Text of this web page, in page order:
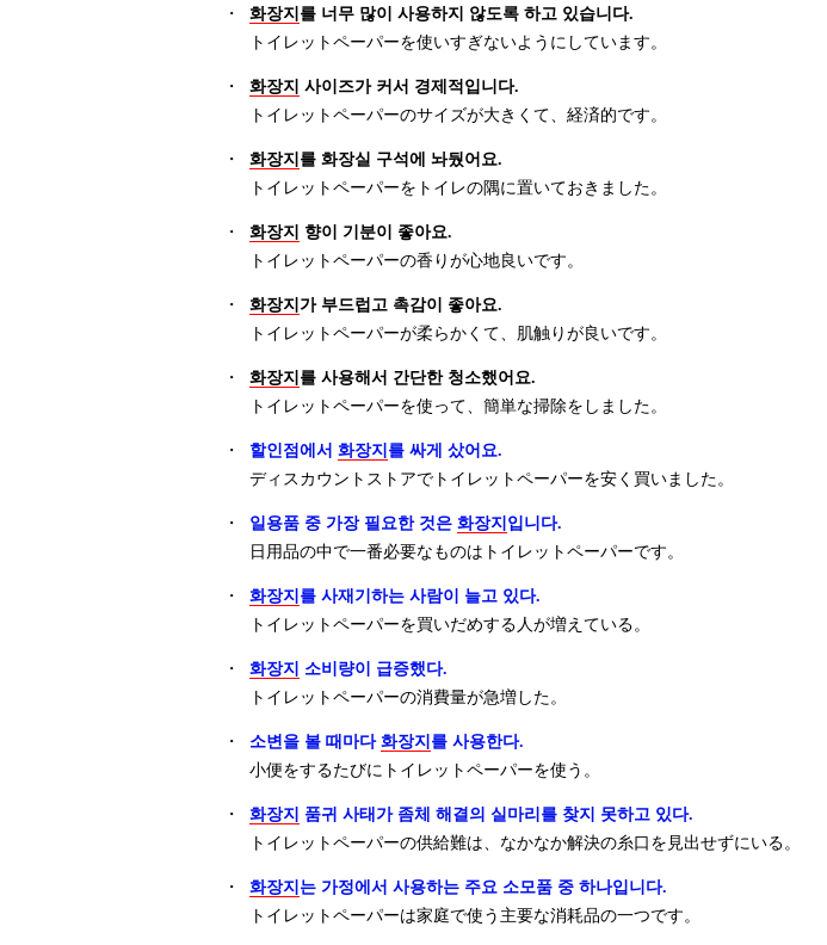
・ 화장지 를 너무 많이 사용하지 않도록 하고 있습니다.
トイレットペーパーを使いすぎないようにしています。
・ 화장지 사이즈가 커서 경제적입니다.
トイレットペーパーのサイズが大きくて、経済的です。
・ 화장지 를 화장실 구석에 놔뒀어요.
トイレットペーパーをトイレの隅に置いておきました。
・ 화장지 향이 기분이 좋아요.
トイレットペーパーの香りが心地良いです。
・ 화장지 가 부드럽고 촉감이 좋아요.
トイレットペーパーが柔らかくて、肌触りが良いです。
・ 화장지 를 사용해서 간단한 청소했어요.
トイレットペーパーを使って、簡単な掃除をしました。
・ 할인점에서 화장지 를 싸게 샀어요.
ディスカウントストアでトイレットペーパーを安く買いました。
・ 일용품 중 가장 필요한 것은 화장지 입니다.
日用品の中で一番必要なものはトイレットペーパーです。
・ 화장지 를 사재기하는 사람이 늘고 있다.
トイレットペーパーを買いだめする人が増えている。
・ 화장지 소비량이 급증했다.
トイレットペーパーの消費量が急増した。
・ 소변을 볼 때마다 화장지 를 사용한다.
小便をするたびにトイレットペーパーを使う。
・ 화장지 품귀 사태가 좀체 해결의 실마리를 찾지 못하고 있다.
トイレットペーパーの供給難は、なかなか解決の糸口を見出せずにいる。
・ 화장지 는 가정에서 사용하는 주요 소모품 중 하나입니다.
トイレットペーパーは家庭で使う主要な消耗品の一つです。